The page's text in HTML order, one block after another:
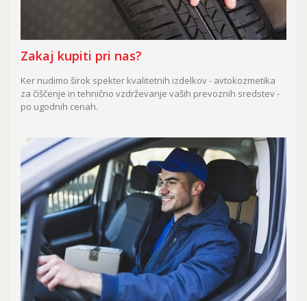
Zakaj kupiti pri nas?
Ker nudimo širok spekter kvalitetnih izdelkov - avtokozmetika
za čiščenje in tehnično vzdrževanje vaših prevoznih sredstev -
po ugodnih cenah.